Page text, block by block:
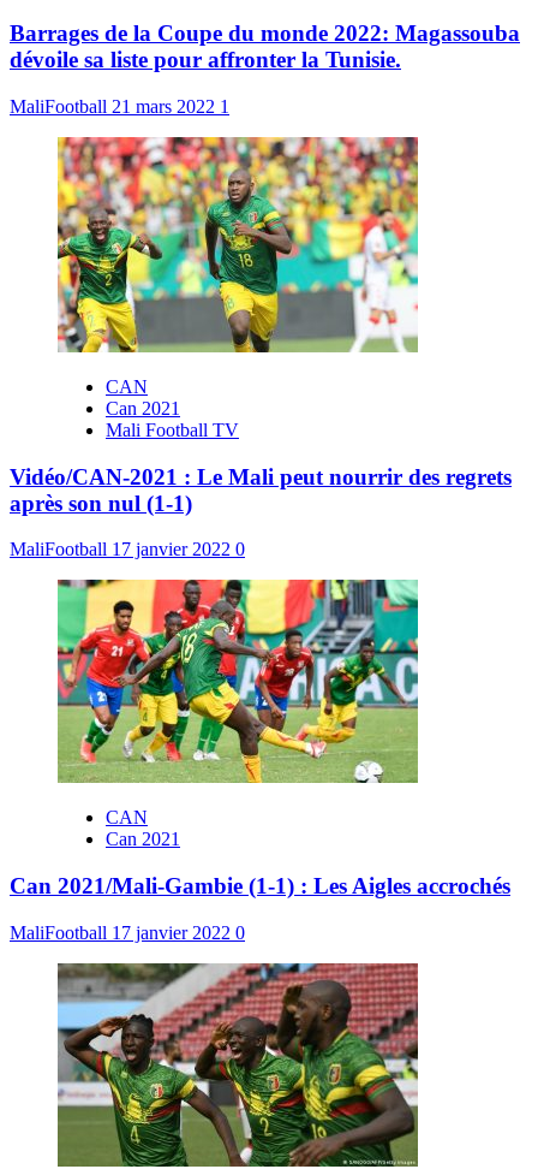
Barrages de la Coupe du monde 2022: Magassouba
dévoile sa liste pour affronter la Tunisie.
MaliFootball 21 mars 2022 1
CAN
Can 2021
Mali Football TV
Vidéo/CAN-2021 : Le Mali peut nourrir des regrets
après son nul (1-1)
MaliFootball 17 janvier 2022 0
CAN
Can 2021
Can 2021/Mali-Gambie (1-1) : Les Aigles accrochés
MaliFootball 17 janvier 2022 0